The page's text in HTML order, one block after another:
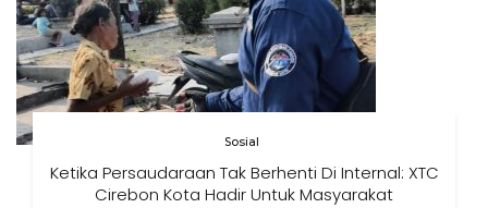
Sosial
Ketika Persaudaraan Tak Berhenti Di Internal: XTC
Cirebon Kota Hadir Untuk Masyarakat